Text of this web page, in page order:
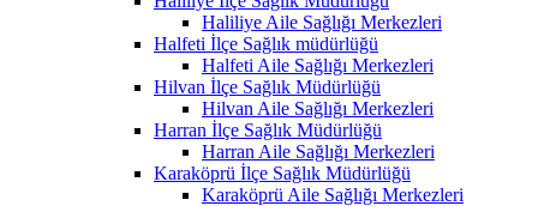
Haliliye Aile Sağlığı Merkezleri
Halfeti İlçe Sağlık müdürlüğü
Halfeti Aile Sağlığı Merkezleri
Hilvan İlçe Sağlık Müdürlüğü
Hilvan Aile Sağlığı Merkezleri
Harran İlçe Sağlık Müdürlüğü
Harran Aile Sağlığı Merkezleri
Karaköprü İlçe Sağlık Müdürlüğü
Karaköprü Aile Sağlığı Merkezleri